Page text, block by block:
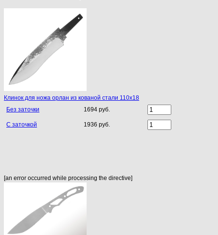
Клинок для ножа орлан из кованой стали 110х18
Без заточки
1694 руб.
С заточкой 1936 руб.
[an error occurred while processing the directive]